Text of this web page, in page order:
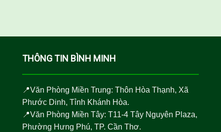
THÔNG TIN BÌNH MINH
📍Văn Phòng Miền Trung: Thôn Hòa Thạnh, Xã
Phước Dinh, Tỉnh Khánh Hòa.
📍Văn Phòng Miền Tây: T11-4 Tây Nguyên Plaza,
Phường Hưng Phú, TP. Cần Thơ.